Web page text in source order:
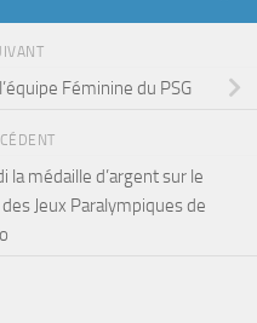
Féminine du PSG
médaille d’argent sur le
Jeux Paralympiques de